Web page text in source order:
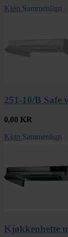
Kjøp Sammenlign
251-10/B Safe
0,00 KR
Kjøp Sammenlign
Kjøkkenhette